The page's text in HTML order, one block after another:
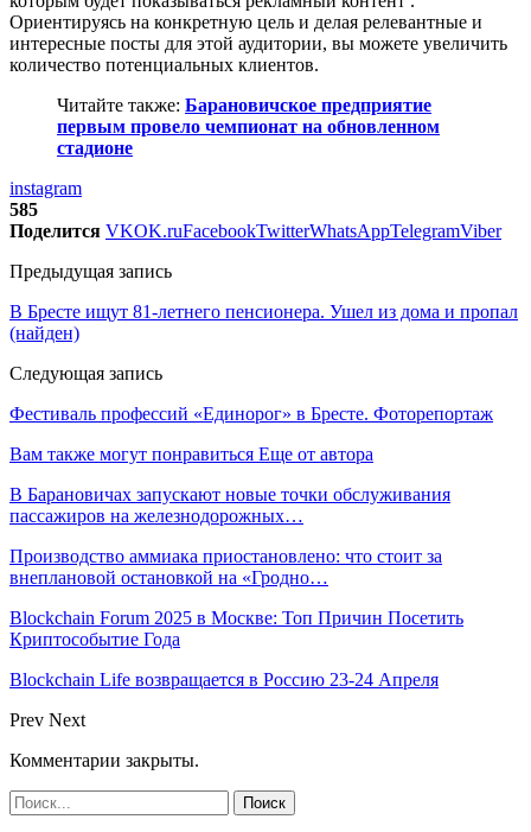
Ориентируясь на конкретную цель и делая релевантные и
интересные посты для этой аудитории, вы можете увеличить
количество потенциальных клиентов.
Читайте также: Барановичское предприятие
первым провело чемпионат на обновленном
стадионе
instagram
585
Поделится VKOK.ruFacebookTwitterWhatsAppTelegramViber
Предыдущая запись
В Бресте ищут 81-летнего пенсионера. Ушел из дома и пропал
(найден)
Следующая запись
Фестиваль профессий «Единорог» в Бресте. Фоторепортаж
Вам также могут понравиться Еще от автора
В Барановичах запускают новые точки обслуживания
пассажиров на железнодорожных…
Производство аммиака приостановлено: что стоит за
внеплановой остановкой на «Гродно…
Blockchain Forum 2025 в Москве: Топ Причин Посетить
Криптособытие Года
Blockchain Life возвращается в Россию 23-24 Апреля
Prev Next
Комментарии закрыты.